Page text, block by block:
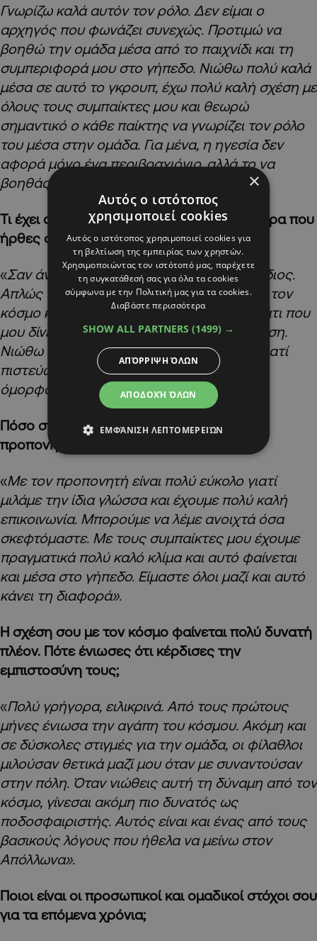
Γνωρίζω καλά αυτόν τον ρόλο. Δεν είμαι ο
αρχηγός που φωνάζει συνεχώς. Προτιμώ να
βοηθώ την ομάδα μέσα από το παιχνίδι και τη
συμπεριφορά μου στο γήπεδο. Νιώθω πολύ καλά
μέσα σε αυτό το γκρουπ, έχω πολύ καλή σχέση με
όλους τους συμπαίκτες μου και θεωρώ
σημαντικό ο κάθε παίκτης να γνωρίζει τον ρόλο
του μέσα στην ομάδα. Για μένα, η ηγεσία δεν
αφορά μόνο ένα περιβραχιόνιο, αλλά το να
βοηθάς την ομάδα καθημερινά».
Τι έχει αλλάξει για σένα από την πρώτη μέρα που
ήρθες στον Απόλλωνα;
«Σαν άνθρωπος δεν έχω αλλάξει. Είμαι ο ίδιος.
Απλώς τώρα γνωρίζω καλύτερα την πόλη, τον
κόσμο και το περιβάλλον του συλλόγου, κάτι που
μου δίνει ακόμη μεγαλύτερη αυτοπεποίθηση.
Νιώθω ενθουσιασμένος για τη συνέχεια γιατί
πιστεύω ότι μπορούμε να πετύχουμε πολύ
όμορφα πράγματα τα επόμενα χρόνια».
Πόσο σημαντική είναι η σχέση σου με τον
προπονητή και τους συμπαίκτες σου;
«Με τον προπονητή είναι πολύ εύκολο γιατί
μιλάμε την ίδια γλώσσα και έχουμε πολύ καλή
επικοινωνία. Μπορούμε να λέμε ανοιχτά όσα
σκεφτόμαστε. Με τους συμπαίκτες μου έχουμε
πραγματικά πολύ καλό κλίμα και αυτό φαίνεται
και μέσα στο γήπεδο. Είμαστε όλοι μαζί και αυτό
κάνει τη διαφορά».
Η σχέση σου με τον κόσμο φαίνεται πολύ δυνατή
πλέον. Πότε ένιωσες ότι κέρδισες την
εμπιστοσύνη τους;
«Πολύ γρήγορα, ειλικρινά. Από τους πρώτους
μήνες ένιωσα την αγάπη του κόσμου. Ακόμη και
σε δύσκολες στιγμές για την ομάδα, οι φίλαθλοι
μιλούσαν θετικά μαζί μου όταν με συναντούσαν
στην πόλη. Όταν νιώθεις αυτή τη δύναμη από τον
κόσμο, γίνεσαι ακόμη πιο δυνατός ως
ποδοσφαιριστής. Αυτός είναι και ένας από τους
βασικούς λόγους που ήθελα να μείνω στον
Απόλλωνα».
Ποιοι είναι οι προσωπικοί και ομαδικοί στόχοι σου
για τα επόμενα χρόνια;
×
Αυτός ο ιστότοπος
χρησιμοποιεί cookies
Αυτός ο ιστότοπος χρησιμοποιεί cookies για
τη βελτίωση της εμπειρίας των χρηστών.
Χρησιμοποιώντας τον ιστότοπό μας, παρέχετε
τη συγκατάθεσή σας για όλα τα cookies
σύμφωνα με την Πολιτική μας για τα cookies.
Διαβάστε περισσότερα
SHOW ALL PARTNERS (1499) →
ΑΠΟΔΟΧΉ ΌΛΩΝ
ΑΠΌΡΡΙΨΗ ΌΛΩΝ
ΕΜΦΆΝΙΣΗ ΛΕΠΤΟΜΕΡΕΙΏΝ